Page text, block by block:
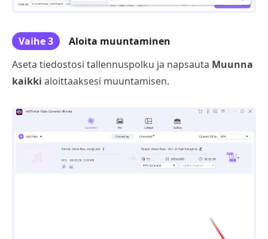
Vaihe 3
Aloita muuntaminen
Aseta tiedostosi tallennuspolku ja napsauta Muunna
kaikki aloittaaksesi muuntamisen.